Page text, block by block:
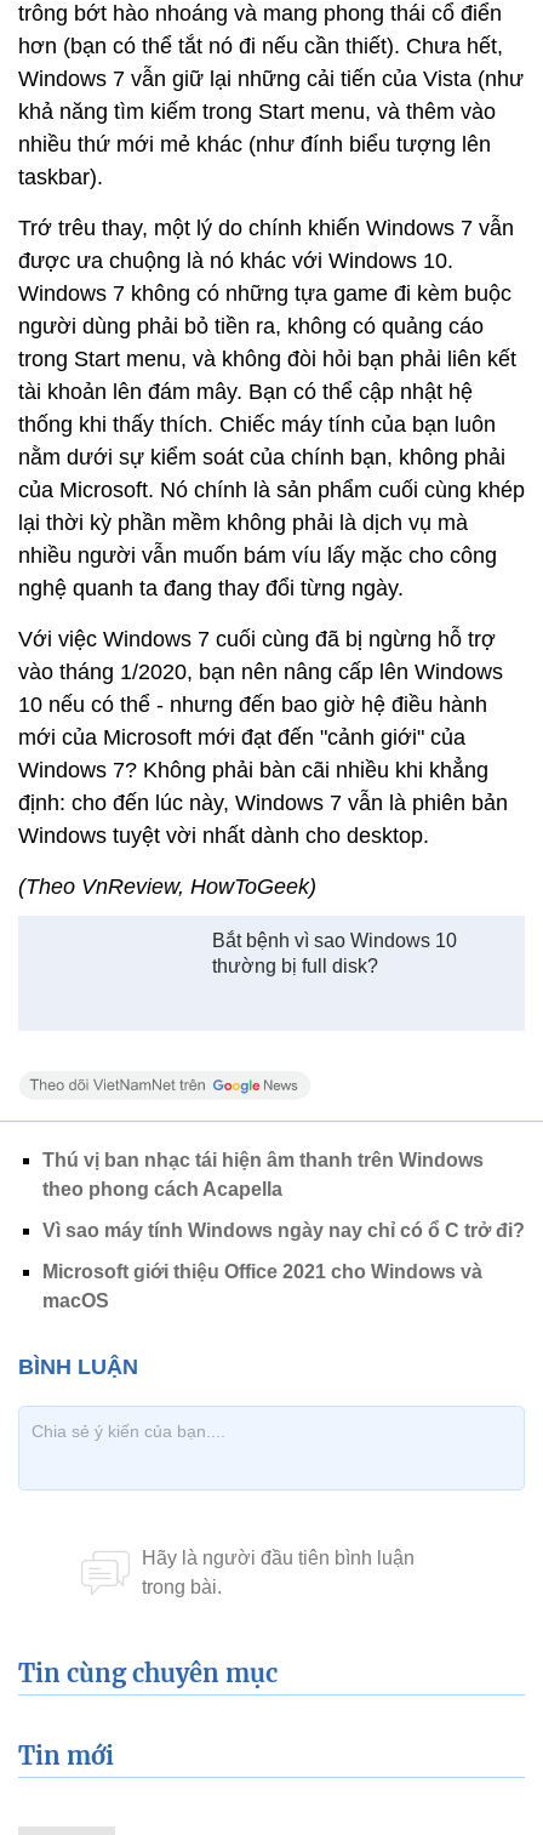
trông bớt hào nhoáng và mang phong thái cổ điển
hơn (bạn có thể tắt nó đi nếu cần thiết). Chưa hết,
Windows 7 vẫn giữ lại những cải tiến của Vista (như
khả năng tìm kiếm trong Start menu, và thêm vào
nhiều thứ mới mẻ khác (như đính biểu tượng lên
taskbar).
Trớ trêu thay, một lý do chính khiến Windows 7 vẫn
được ưa chuộng là nó khác với Windows 10.
Windows 7 không có những tựa game đi kèm buộc
người dùng phải bỏ tiền ra, không có quảng cáo
trong Start menu, và không đòi hỏi bạn phải liên kết
tài khoản lên đám mây. Bạn có thể cập nhật hệ
thống khi thấy thích. Chiếc máy tính của bạn luôn
nằm dưới sự kiểm soát của chính bạn, không phải
của Microsoft. Nó chính là sản phẩm cuối cùng khép
lại thời kỳ phần mềm không phải là dịch vụ mà
nhiều người vẫn muốn bám víu lấy mặc cho công
nghệ quanh ta đang thay đổi từng ngày.
Với việc Windows 7 cuối cùng đã bị ngừng hỗ trợ
vào tháng 1/2020, bạn nên nâng cấp lên Windows
10 nếu có thể - nhưng đến bao giờ hệ điều hành
mới của Microsoft mới đạt đến "cảnh giới" của
Windows 7? Không phải bàn cãi nhiều khi khẳng
định: cho đến lúc này, Windows 7 vẫn là phiên bản
Windows tuyệt vời nhất dành cho desktop.
(Theo VnReview, HowToGeek)
Bắt bệnh vì sao Windows 10
thường bị full disk?
Thú vị ban nhạc tái hiện âm thanh trên Windows
theo phong cách Acapella
Vì sao máy tính Windows ngày nay chỉ có ổ C trở đi?
Microsoft giới thiệu Office 2021 cho Windows và
macOS
Tin cùng chuyên mục
Tin mới